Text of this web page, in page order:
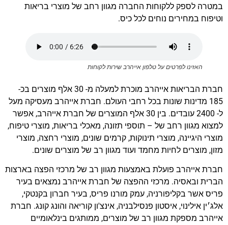
במטרה לספק ללקוחות החברה מגוון רחב של מוצרי בריאות
וטיפוח במחירים נוחים לכל כיס.
האזינו לפרטים על טלפון אייהרב שירות לקוחות
חברת הבריאות אייהרב מוכרת למעלה מ- 30 אלף מוצרים בכ-
185 מדינות שונות בכל רחבי העולם. חברת אייהרב מעסיקה מעל
ל- 2400 עובדים. בין 30 אלף המוצרים של חברת אייהרב, אפשר
למצוא מגוון רחב של – תוספי תזונה, מאכלי בריאות, מוצרי טיפוח,
מוצרי היגיינה, מוצרי תינוקות, קרמים שונים, מוצרי רחצה, מוצרי
מזון, מוצרים לחיות מחמד ועוד מגוון רב של מוצרים שונים.
חברת אייהרב פועלת באמצעות מגוון רב של מרכזי הפצה בארצות
הברית ובאסיה. מרכזי ההפצה של חברת אייהרב נמצאים בעיר
פריס אשר בקליפורניה, עמק מורנו פריס, בעיר חברון בקנטקי,
אלג׳ין אילינוי, איסטון פנסילבניה, אינצ'ון קוריאה והונג קונג. חברת
אייהרב מספקת מגוון רב של מוצרים, ממותגים בינלאומיים